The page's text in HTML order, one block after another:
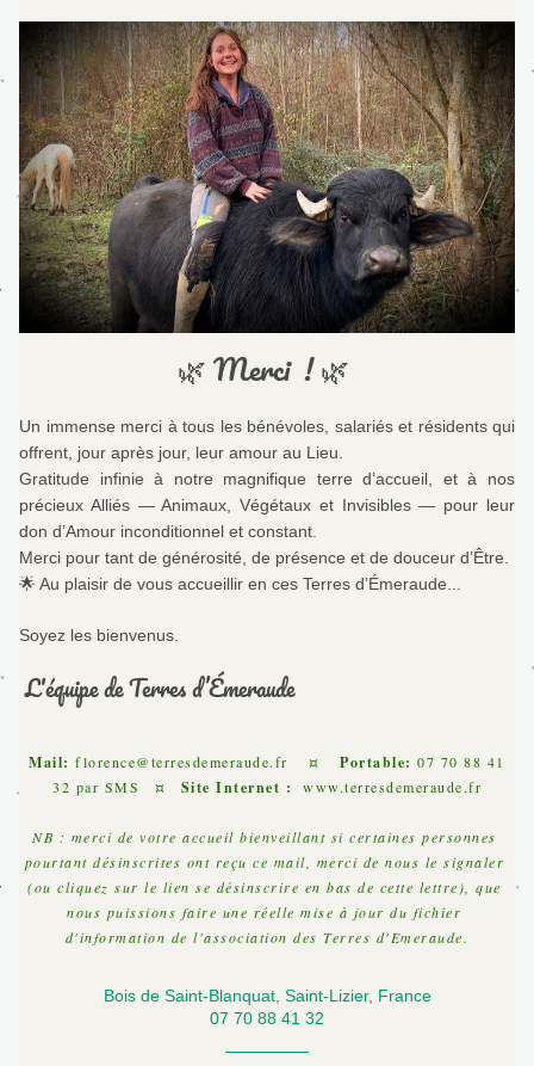
🌿 Merci  ! 🌿
Un immense merci à tous les bénévoles, salariés et résidents qui
offrent, jour après jour, leur amour au Lieu.
Gratitude infinie à notre magnifique terre d’accueil, et à nos
précieux Alliés — Animaux, Végétaux et Invisibles — pour leur
don d’Amour inconditionnel et constant.
Merci pour tant de générosité, de présence et de douceur d’Être.
🌟 Au plaisir de vous accueillir en ces Terres d’Émeraude...
Soyez les bienvenus.
L'équipe de Terres d’Émeraude
Mail: florence@terresdemeraude.fr
    ¤
Portable: 07 70 88 41
32 par SMS   ¤
Site Internet : www.terresdemeraude.fr
NB : merci de votre accueil bienveillant si certaines personnes
pourtant désinscrites ont reçu ce mail, merci de nous le signaler
(ou cliquez sur le lien se désinscrire en bas de cette lettre), que
nous puissions faire une réelle mise à jour du fichier
d'information de l'association des Terres d'Emeraude.
Bois de Saint-Blanquat, Saint-Lizier, France
07 70 88 41 32